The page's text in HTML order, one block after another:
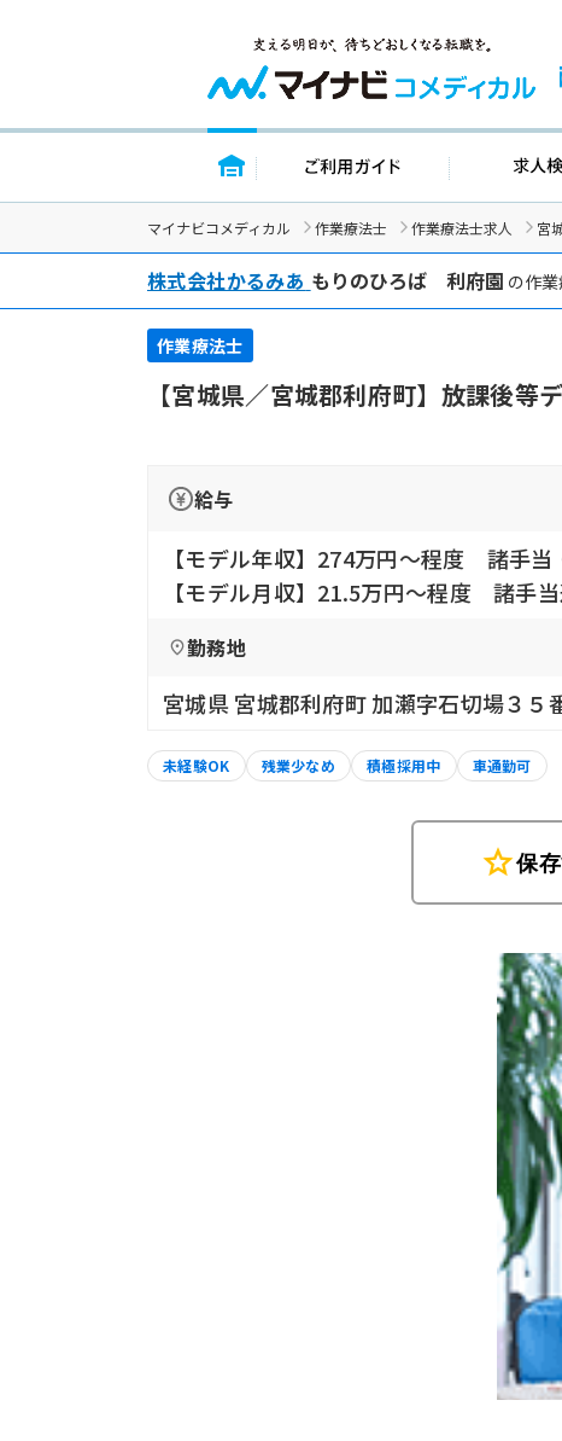
トップページ ご利用ガイド
マイナビコメディカル 作業療法士 作業療法士求人 宮
株式会社かるみあ もりのひろば 利府園 の作
作業療法士
【宮城県／宮城郡利府町】放課後
給与
【モデル年収】274万円〜程度 諸手当
【モデル月収】21.5万円〜程度 諸手
勤務地
宮城県 宮城郡利府町 加瀬字石切場３５
未経験OK 残業少なめ 積極採用中 車通勤可
star保